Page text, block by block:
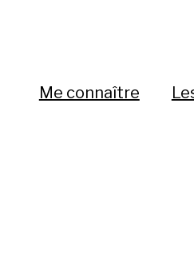
Me connaître